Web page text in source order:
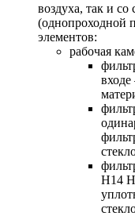
воздуха, так и
(однопроходной
элементов:
рабочая
H14